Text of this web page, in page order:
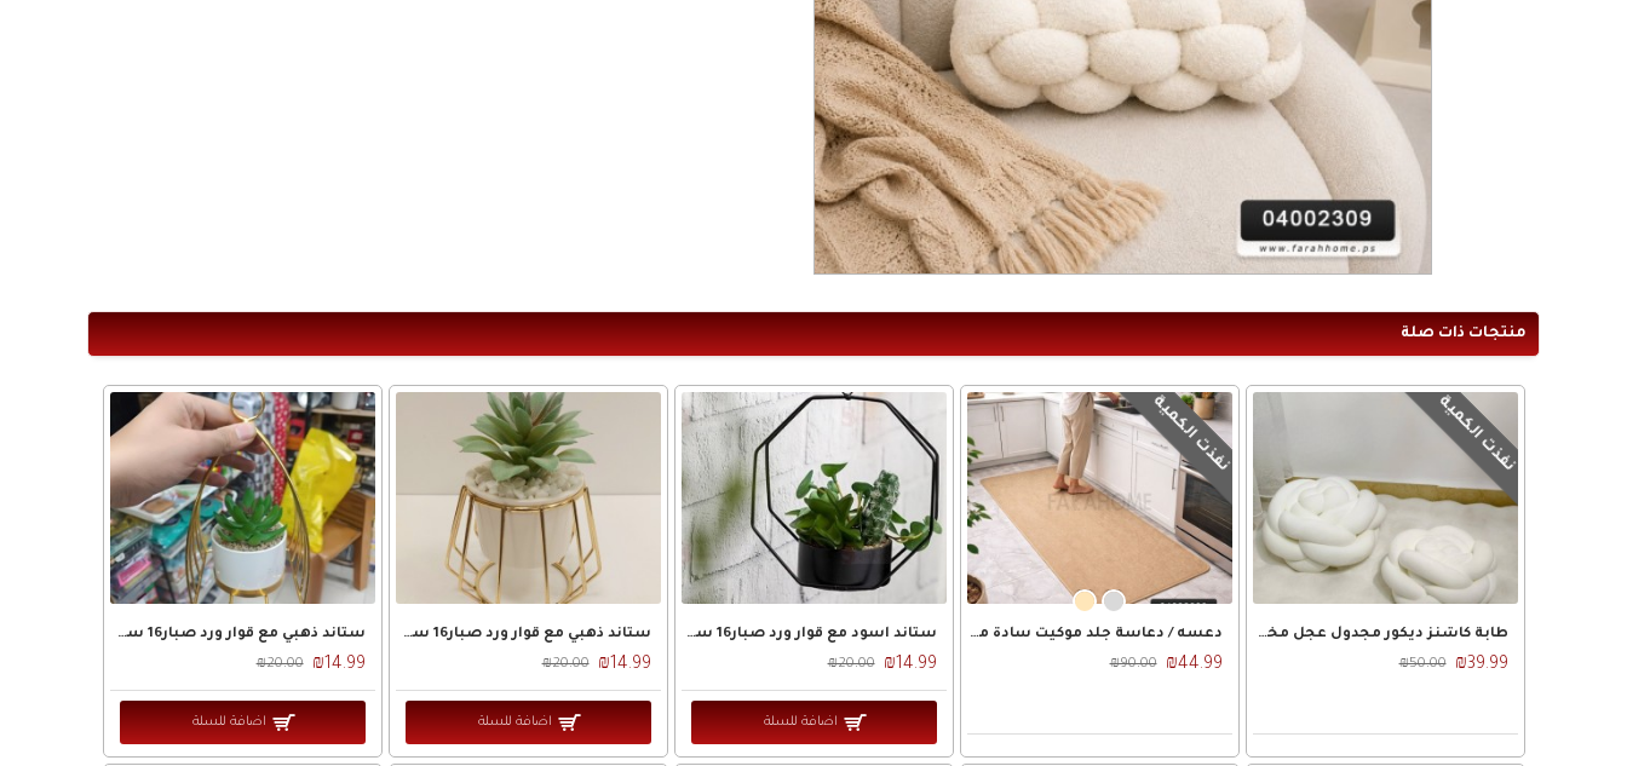
منتجات ذات صلة
نفذت الكمية
طابة كاشنز ديكور مجدول عجل مخمل شكل وردة وسط قطر 23سم مخدة مسطحة
₪39.99
₪50.00
نفذت الكمية
دعسه / دعاسة جلد موكيت سادة مقاس 150 × 80
₪44.99
₪90.00
ستاند اسود مع قوار ورد صبار16 سم بورسلان
₪14.99
₪20.00
اضافة للسلة
ستاند ذهبي مع قوار ورد صبار16 سم بورسلان
₪14.99
₪20.00
اضافة للسلة
ستاند ذهبي مع قوار ورد صبار16 سم بورسلان
₪14.99
₪20.00
اضافة للسلة